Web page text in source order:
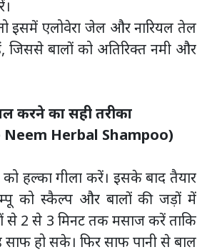
इसमें एलोवेरा जेल और नारियल तेल
जिससे बालों को अतिरिक्त नमी और
करने का सही तरीका
Neem Herbal Shampoo)
हल्का गीला करें। इसके बाद तैयार
को स्कैल्प और बालों की जड़ों में
से 2 से 3 मिनट तक मसाज करें ताकि
हो सके। फिर साफ पानी से बाल